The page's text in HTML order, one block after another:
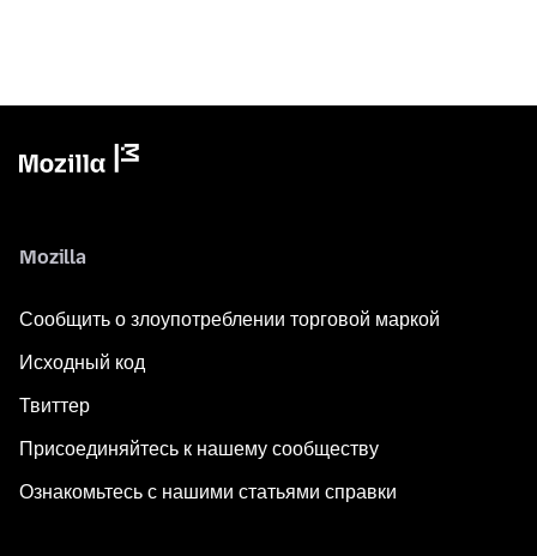
Mozilla
Сообщить о злоупотреблении торговой маркой
Исходный код
Твиттер
Присоединяйтесь к нашему сообществу
Ознакомьтесь с нашими статьями справки